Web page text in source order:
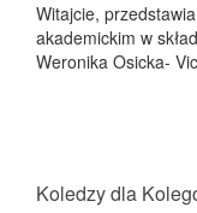
Witajcie,
akademickim w
Weronika Osicka-
Koledzy dla